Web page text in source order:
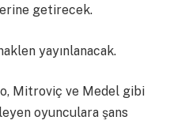
getirecek.
yayınlanacak.
Mitroviç ve Medel gibi
oyunculara şans